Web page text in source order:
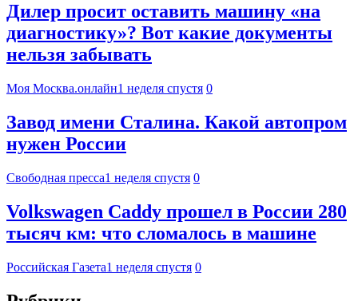
Дилер просит оставить машину «на
диагностику»? Вот какие документы
нельзя забывать
Моя Москва.онлайн1 неделя спустя 0
Завод имени Сталина. Какой автопром
нужен России
Свободная пресса1 неделя спустя 0
Volkswagen Caddy прошел в России 280
тысяч км: что сломалось в машине
Российская Газета1 неделя спустя 0